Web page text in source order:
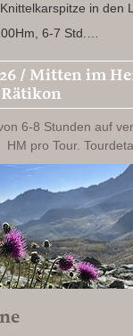
in den
6-7 Std.…
/ Mitten im
6-8 Stunden auf
pro Tour.